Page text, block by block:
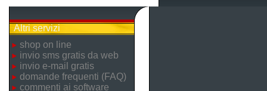
Altri servizi
shop on line
invio sms gratis da web
invio e-mail gratis
domande frequenti (FAQ)
commenti ai software